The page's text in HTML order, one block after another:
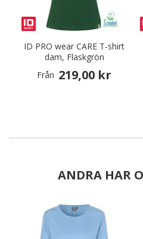
ID PRO wear CARE T-shirt
dam, Flaskgrön
Från 219,00 kr
ANDRA HAR